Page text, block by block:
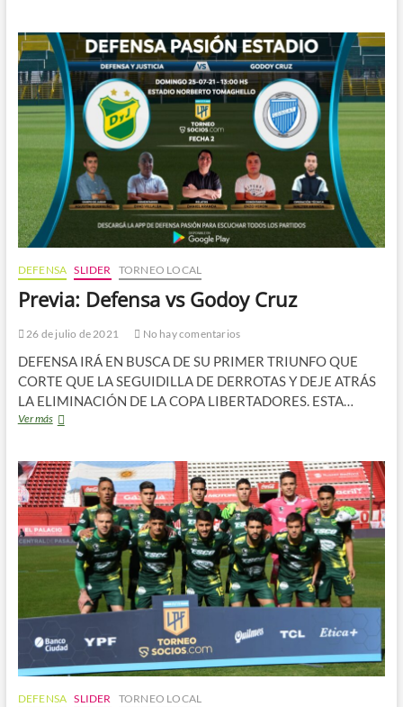
preocupa
DEFENSA SLIDER TORNEO LOCAL
Previa: Defensa vs Godoy Cruz
26 de julio de 2021 No hay comentarios
DEFENSA IRÁ EN BUSCA DE SU PRIMER TRIUNFO QUE
CORTE QUE LA SEGUIDILLA DE DERROTAS Y DEJE ATRÁS
LA ELIMINACIÓN DE LA COPA LIBERTADORES. ESTA…
Ver másPrevia:
Godoy
Cruz
DEFENSA SLIDER TORNEO LOCAL